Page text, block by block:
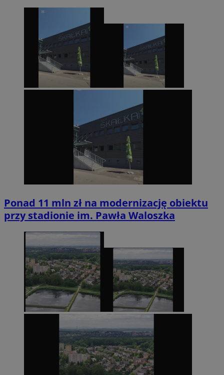
Ponad 11 mln zł na modernizację obiektu
przy stadionie im. Pawła Waloszka